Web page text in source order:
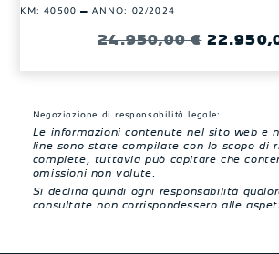
KM: 40500 – ANNO: 02/2024
24.950,00€
Negoziazione di responsabilità legale:
Le informazioni contenute nel sito web e
line sono state compilate con lo scopo di
complete, tuttavia può capitare che
omissioni non volute.
Si declina quindi ogni responsabilità
consultate non corrispondessero alle